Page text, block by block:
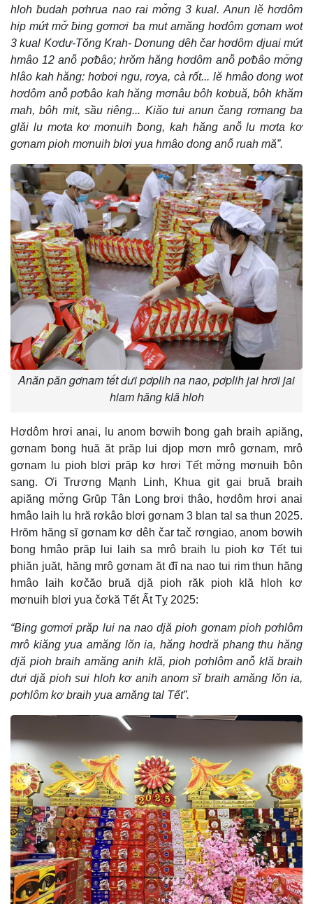
hloh ƀudah pơhrua nao rai mơ̆ng 3 kual. Anun lĕ hơdôm
hip mứt mơ̆ ƀing gơmơi ba mut amăng hơdôm gơnam wot
3 kual Kơdư-Tŏng Krah- Dơnung dêh čar hơdôm djuai mứt
hmâo 12 anô̆ pơƀâo; hrŏm hăng hơdôm anô̆ pơƀâo mơ̆ng
hlâo kah hăng: hơbơi ngu, rơya, cà rốt... lĕ hmâo dong wot
hơdôm anô̆ pơƀâo kah hăng mơnâu bôh kơbuă, bôh khăm
mah, bôh mit, sầu riêng... Kiăo tui anun čang rơmang ba
glăi lu mơta kơ mơnuih ƀong, kah hăng anô̆ lu mơta kơ
gơnam pioh mơnuih blơi yua hmâo dong anô̆ ruah mă”.
Anăn păn gơnam tết dưi pơplih na nao, pơplih jai hrơi jai
hiam hăng klă hloh
Hơdôm hrơi anai, lu anom bơwih ƀong gah braih apiăng,
gơnam ƀong huă ăt prăp lui djop mơn mrô gơnam, mrô
gơnam lu pioh blơi prăp kơ hrơi Tết mơ̆ng mơnuih ƀôn
sang. Ơi Trương Mạnh Linh, Khua git gai bruă braih
apiăng mơ̆ng Grŭp Tân Long brơi thâo, hơdôm hrơi anai
hmâo laih lu hră rơkâo blơi gơnam 3 blan tal sa thun 2025.
Hrŏm hăng sĭ gơnam kơ dêh čar tač rơngiao, anom bơwih
ƀong hmâo prăp lui laih sa mrô braih lu pioh kơ Tết tui
phiăn juăt, hăng mrô gơnam ăt đĭ na nao tui rim thun hăng
hmâo laih kơčăo bruă djă pioh răk pioh klă hloh kơ
mơnuih blơi yua čơkă Tết Ất Tỵ 2025:
“Ƀing gơmơi prăp lui na nao djă pioh gơnam pioh pơhlôm
mrô kiăng yua amăng lŏn ia, hăng hơdră phang thu hăng
djă pioh braih amăng anih klă, pioh pơhlôm anô̆ klă braih
dưi djă pioh sui hloh kơ anih anom sĭ braih amăng lŏn ia,
pơhlôm kơ braih yua amăng tal Tết”.